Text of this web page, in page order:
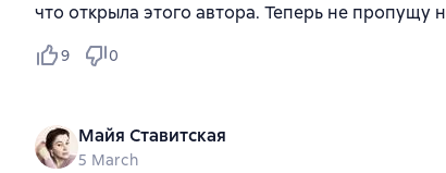
что открыла этого автора. Теперь не пропущу
9 0
Майя Ставитская
5 March